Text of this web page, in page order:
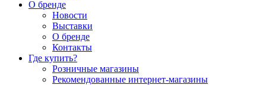
О бренде
Новости
Выставки
О бренде
Контакты
Где купить?
Розничные магазины
Рекомендованные интернет-магазины